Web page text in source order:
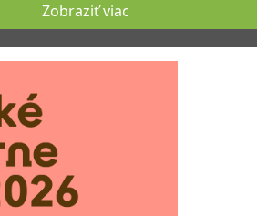
Zobraziť viac